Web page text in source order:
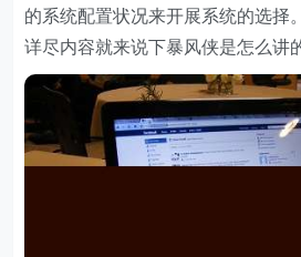
的系统配置状况来开展系统的选择
详尽内容就来说下暴风侠是怎么讲